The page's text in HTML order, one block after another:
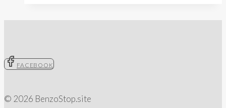
FACEBOOK
© 2026 BenzoStop.site